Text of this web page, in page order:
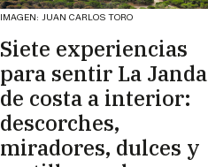
IMAGEN: JUAN CARLOS TORO
Siete experiencias
para sentir La Janda
de costa a interior:
descorches,
miradores, dulces y